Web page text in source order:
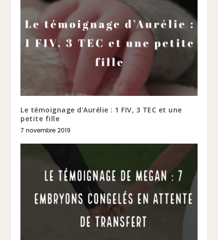
Le témoignage d’Aurélie : 1 FIV, 3 TEC et une
petite fille
7 novembre 2019